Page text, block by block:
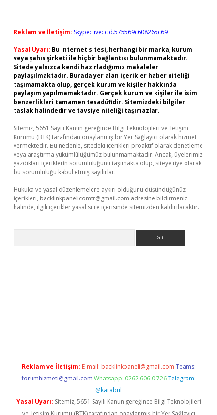
Reklam ve İletişim: Skype: live:.cid.575569c608265c69
Yasal Uyarı: Bu internet sitesi, herhangi bir marka, kurum
veya şahıs şirketi ile hiçbir bağlantısı bulunmamaktadır.
Sitede yalnızca kendi hazırladığımız makaleler
paylaşılmaktadır. Burada yer alan içerikler haber niteliği
taşımamakta olup, gerçek kurum ve kişiler hakkında
paylaşım yapılmamaktadır. Gerçek kurum ve kişiler ile isim
benzerlikleri tamamen tesadüfidir. Sitemizdeki bilgiler
taslak halindedir ve tavsiye niteliği taşımazlar.
Sitemiz, 5651 Sayılı Kanun gereğince Bilgi Teknolojileri ve İletişim
Kurumu (BTK) tarafından onaylanmış bir Yer Sağlayıcı olarak hizmet
vermektedir. Bu nedenle, sitedeki içerikleri proaktif olarak denetleme
veya araştırma yükümlülüğümüz bulunmamaktadır. Ancak, üyelerimiz
yazdıkları içeriklerin sorumluluğunu taşımakta olup, siteye üye olarak
bu sorumluluğu kabul etmiş sayılırlar.
Hukuka ve yasal düzenlemelere aykırı olduğunu düşündüğünüz
içerikleri, backlinkpanelicomtr@gmail.com adresine bildirmeniz
halinde, ilgili içerikler yasal süre içerisinde sitemizden kaldırılacaktır.
Reklam ve İletişim: E-mail: backlinkpaneli@gmail.com Teams:
forumhizmeti@gmail.com Whatsapp: 0262 606 0 726 Telegram:
@karabul
Yasal Uyarı: Sitemiz, 5651 Sayılı Kanun gereğince Bilgi Teknolojileri
ve İletişim Kurumu (BTK) tarafından onaylanmış bir Yer Sağlayıcı